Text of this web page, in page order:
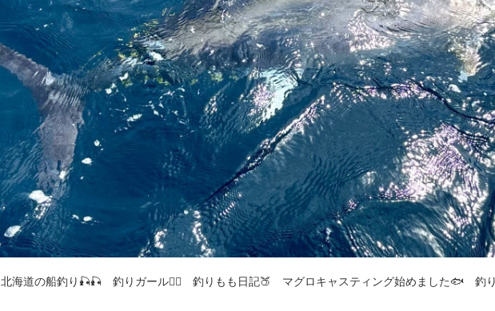
北海道の船釣り🎣🎣 釣りガール💁‍♀️ 釣りもも日記🍑 マグロキャスティング始めました🐟 釣